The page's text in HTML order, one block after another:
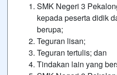
SMK Negeri 3
kepada peserta didik
berupa;
Teguran lisan;
Teguran tertulis; dan
Tindakan lain yang